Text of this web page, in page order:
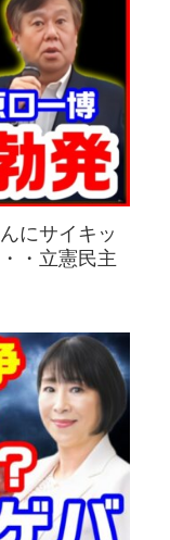
にサイキッ
・立憲民主